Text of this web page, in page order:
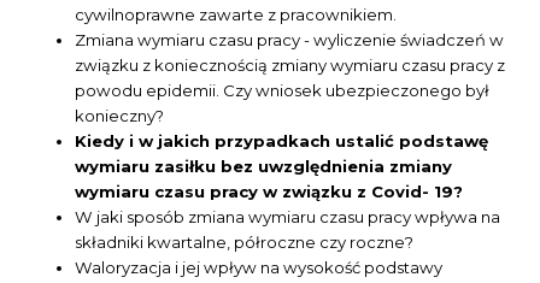
cywilnoprawne zawarte z pracownikiem.
Zmiana wymiaru czasu pracy - wyliczenie świadczeń w
związku z koniecznością zmiany wymiaru czasu pracy z
powodu epidemii. Czy wniosek ubezpieczonego był
konieczny?
Kiedy i w jakich przypadkach ustalić podstawę
wymiaru zasiłku bez uwzględnienia zmiany
wymiaru czasu pracy w związku z Covid- 19?
W jaki sposób zmiana wymiaru czasu pracy wpływa na
składniki kwartalne, półroczne czy roczne?
Waloryzacja i jej wpływ na wysokość podstawy